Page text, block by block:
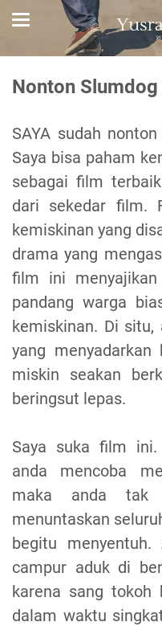
Nonton
SAYA sudah
Saya bisa paham
sebagai film
dari sekedar film.
kemiskinan yang
drama yang
film ini
pandang warga
kemiskinan. Di
yang
miskin seakan
beringsut lepas.
Saya suka film
anda mencoba
maka anda tak
menuntaskan
begitu
campur aduk di
karena sang tokoh
dalam waktu